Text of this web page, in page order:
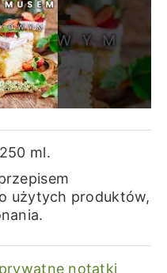
ml.
użytych produktów,
notatki